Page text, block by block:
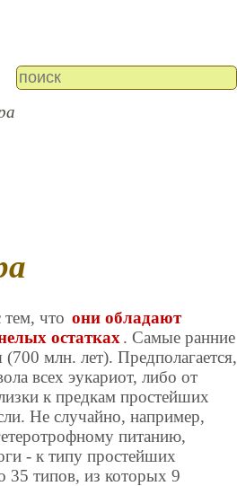
что они обладают
остатках . Самые ранние
млн. лет). Предполагается,
всех эукариот, либо от
к предкам простейших
Не случайно, например,
питанию,
- к типу простейших
35 типов, из которых 9